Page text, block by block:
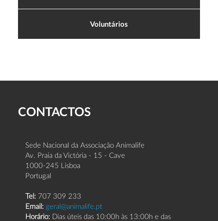
Voluntários
CONTACTOS
Sede Nacional da Associação Animalife
Av. Praia da Victória - 15 - Cave
1000-245 Lisboa
Portugal
Tel: 707 309 233
Email: geral@animalife.pt
Horário: Dias úteis das 10:00h às 13:00h e das